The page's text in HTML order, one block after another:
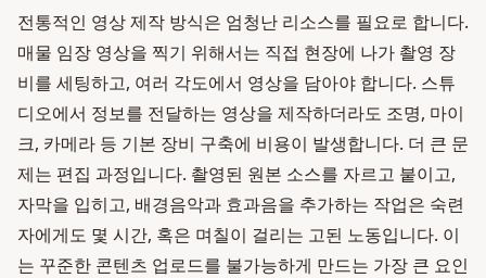
전통적인 영상 제작 방식은 엄청난 리소스를 필요로 합니다.
매물 임장 영상을 찍기 위해서는 직접 현장에 나가 촬영 장
비를 세팅하고, 여러 각도에서 영상을 담아야 합니다. 스튜
디오에서 정보를 전달하는 영상을 제작하더라도 조명, 마이
크, 카메라 등 기본 장비 구축에 비용이 발생합니다. 더 큰 문
제는 편집 과정입니다. 촬영된 원본 소스를 자르고 붙이고,
자막을 입히고, 배경음악과 효과음을 추가하는 작업은 숙련
자에게도 몇 시간, 혹은 며칠이 걸리는 고된 노동입니다. 이
는 꾸준한 콘텐츠 업로드를 불가능하게 만드는 가장 큰 요인